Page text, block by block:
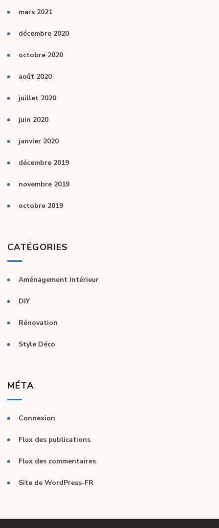
mars 2021
décembre 2020
octobre 2020
août 2020
juillet 2020
juin 2020
janvier 2020
décembre 2019
novembre 2019
octobre 2019
CATÉGORIES
Aménagement Intérieur
DIY
Rénovation
Style Déco
MÉTA
Connexion
Flux des publications
Flux des commentaires
Site de WordPress-FR